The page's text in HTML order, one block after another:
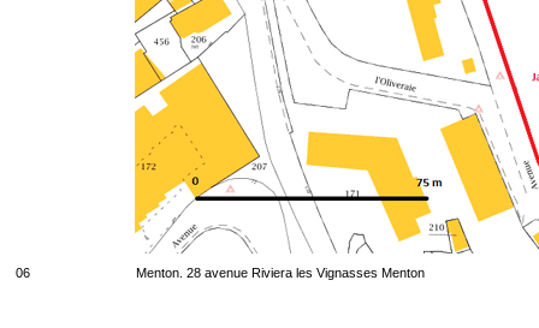
06 Menton. 28 avenue Riviera les Vignasses Menton